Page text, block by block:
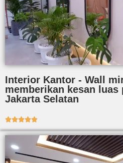
Interior Kantor - Wall
memberikan kesan luas
Jakarta Selatan
